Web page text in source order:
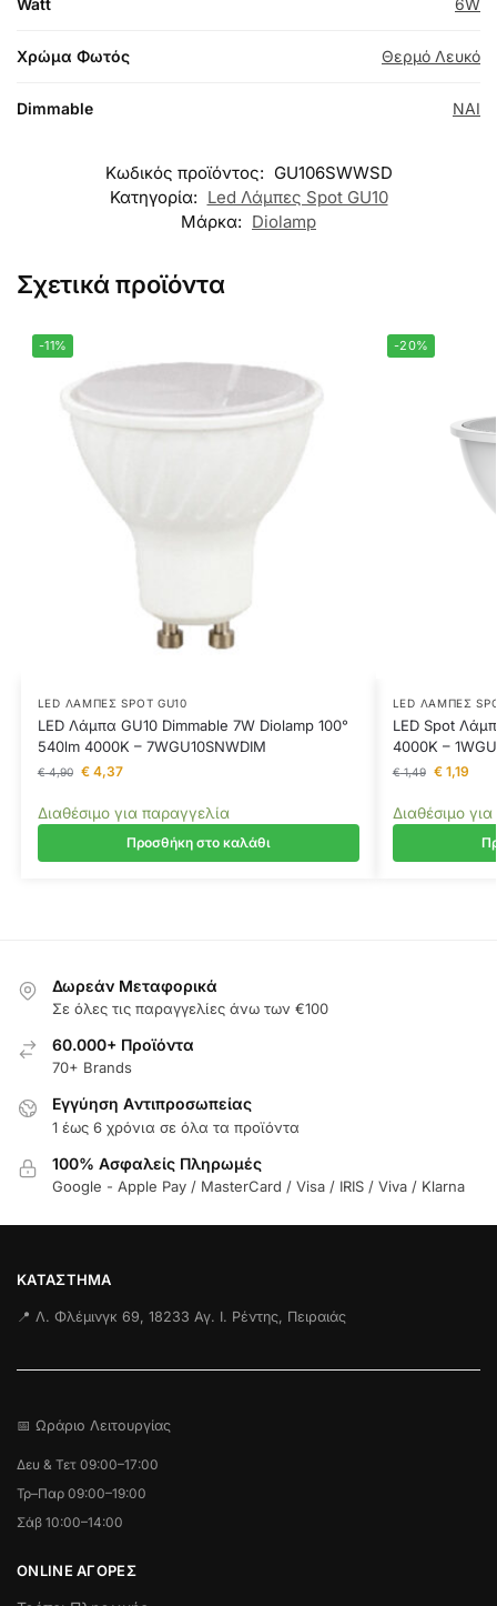
Χρώμα Φωτός Θερμό Λευκό
Dimmable NAI
Κωδικός προϊόντος: GU106SWWSD
Κατηγορία: Led Λάμπες Spot GU10
Μάρκα: Diolamp
Σχετικά προϊόντα
-11%
LED ΛΆΜΠΕΣ SPOT GU10
LED Λάμπα GU10 Dimmable 7W Diolamp 100°
540lm 4000K – 7WGU10SNWDIM
€4,90 €4,37
Διαθέσιμο για παραγγελία
Προσθήκη στο καλάθι
-20%
LED ΛΆΜΠΕΣ
LED Spot
4000K –
€1,49 €1,19
Διαθέσιμο
Δωρεάν Μεταφορικά
Σε όλες τις παραγγελίες άνω των €100
60.000+ Προϊόντα
70+ Brands
Εγγύηση Aντιπροσωπείας
1 έως 6 χρόνια σε όλα τα προϊόντα
100% Ασφαλείς Πληρωμές
Google - Apple Pay / MasterCard / Visa / IRIS / Viva / Klarna
ΚΑΤΆΣΤΗΜΑ
📍 Λ. Φλέμινγκ 69, 18233 Αγ. Ι. Ρέντης, Πειραιάς
📅 Ωράριο Λειτουργίας
Δευ & Τετ 09:00–17:00
Τρ–Παρ 09:00–19:00
Σάβ 10:00–14:00
ONLINE ΑΓΟΡΕΣ